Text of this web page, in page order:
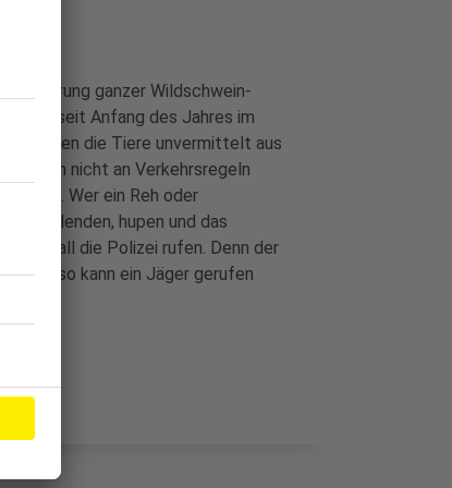
ganzer Wildschwein-
es seit Anfang des Jahres im
laufen die Tiere unvermittelt aus
sich nicht an Verkehrsregeln
fahren. Wer ein Reh oder
abblenden, hupen und das
Fall die Polizei rufen. Denn der
- nur so kann ein Jäger gerufen